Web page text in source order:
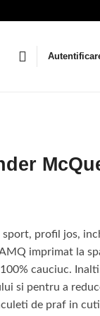
profil jos,
imprimat la
cauciuc.
si pentru a
de praf in